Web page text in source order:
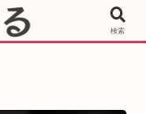
ブスクリプション 検索